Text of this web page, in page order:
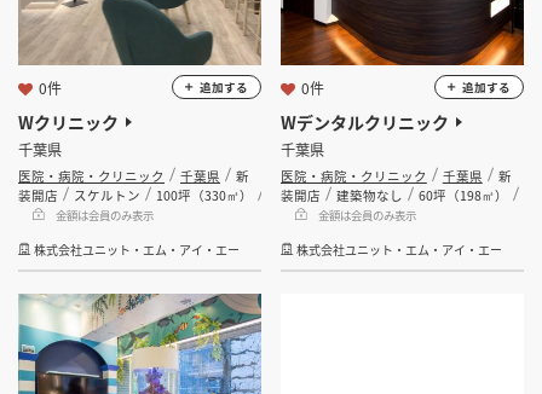
設計・施工範囲
設計施工会社 選択する
金額
会員ログインすると検索できます。
坪数
坪 ～
Wクリニック
千葉県
医院・病院・クリニック 千葉県
新
装開店
スケルトン 100坪（330㎡）
金額は会員のみ表示
株式会社ユニット・エム・アイ・エー
0件 追加する
Wデンタルクリニック
千葉県
医院・病院・クリニック 千葉県
新
装開店
建築物なし 60坪（198㎡）
金額は会員のみ表示
株式会社ユニット・エム・アイ・エー
0件 追加する